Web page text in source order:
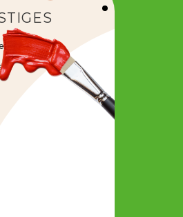
Sie weitere